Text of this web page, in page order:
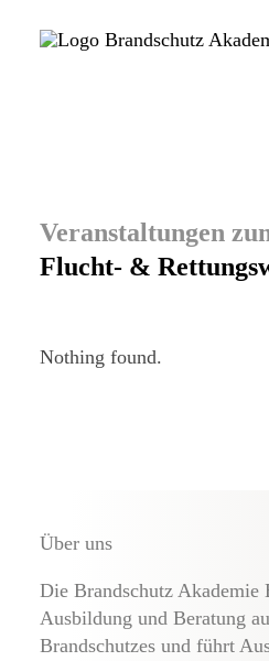
Aktuelles
Flucht- &
Nothing found.
Über uns
Die Brandschutz
Ausbildung und Beratung
Brandschutzes und führt